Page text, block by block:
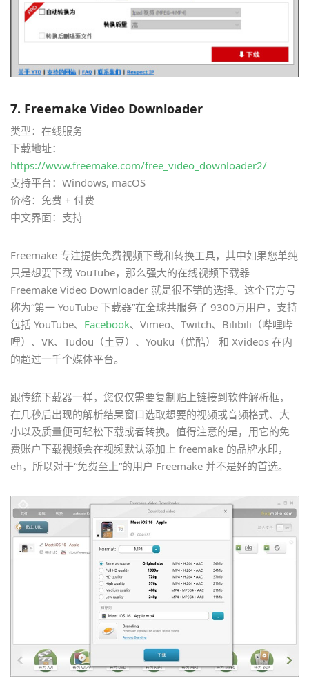
7. Freemake Video Downloader
类型：在线服务
下载地址：
https://www.freemake.com/free_video_downloader2/
支持平台：Windows, macOS
价格：免费 + 付费
中文界面：支持
Freemake 专注提供免费视频下载和转换工具，其中如果您单纯
只是想要下载 YouTube，那么强大的在线视频下载器
Freemake Video Downloader 就是很不错的选择。这个官方号
称为“第一 YouTube 下载器”在全球共服务了 9300万用户，支持
包括 YouTube、 Facebook、Vimeo、Twitch、Bilibili（哔哩哔
哩）、VK、Tudou（土豆）、Youku（优酷） 和 Xvideos 在内
的超过一千个媒体平台。
跟传统下载器一样，您仅仅需要复制贴上链接到软件解析框，
在几秒后出现的解析结果窗口选取想要的视频或音频格式、大
小以及质量便可轻松下载或者转换。值得注意的是，用它的免
费账户下载视频会在视频默认添加上 freemake 的品牌水印，
eh，所以对于“免费至上”的用户 Freemake 并不是好的首选。